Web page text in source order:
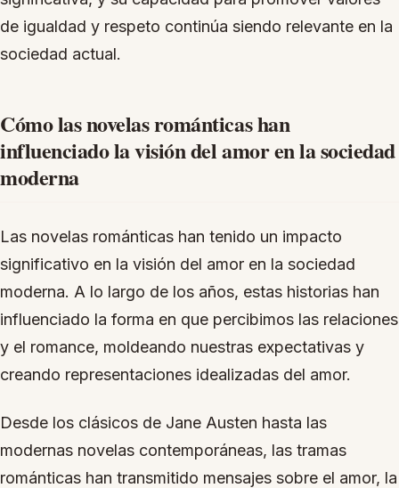
de igualdad y respeto continúa siendo relevante en la
sociedad actual.
Cómo las novelas románticas han
influenciado la visión del amor en la sociedad
moderna
Las novelas románticas han tenido un impacto
significativo en la visión del amor en la sociedad
moderna. A lo largo de los años, estas historias han
influenciado la forma en que percibimos las relaciones
y el romance, moldeando nuestras expectativas y
creando representaciones idealizadas del amor.
Desde los clásicos de Jane Austen hasta las
modernas novelas contemporáneas, las tramas
románticas han transmitido mensajes sobre el amor, la